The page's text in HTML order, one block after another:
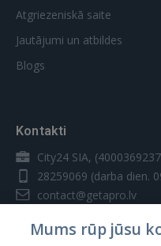
Atgriezeniskā saite
Jautājumi un atbildes
Blogs
Kontakti
City24 SIA,
28259069 (darba dien.
contact@getapro.lv
Mums rūp jūsu